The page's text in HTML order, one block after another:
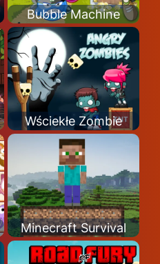
Bubble Machine
Wściekłe Zombie
Minecraft Survival